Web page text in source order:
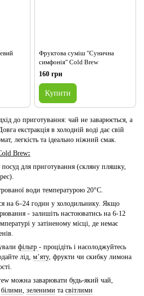
Фруктова суміш "Сунична
симфонія" Cold Brew
160 грн
Купити
до приготування: чай не заварюється, а
екстракція в холодній воді дає свій
легкість та ідеально ніжний смак.
Brew:
для приготування (скляну пляшку,
води температурою 20°С.
на 6–24 годин у холодильнику. Якщо
- залишіть настоюватись на 6-12
у затіненому місці, де немає
фільтр - процідіть і насолоджуйтесь
лід, м’яту, фрукти чи скибку лимона
можна заварювати будь-який чай,
білими, зеленими та світлими